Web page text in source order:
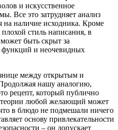
и искусственное
Все это затрудняет анализ
наличие исходника. Кроме
плохой стиль написания, в
быть скрыт за
и неочевидных
между открытым и
нашу аналогию,
рецепт, который публично
любой желающий может
в блюдо не подмешали ничего
основу привлекательности
– он допускает